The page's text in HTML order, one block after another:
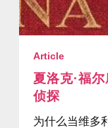
Article
夏洛克·福
侦探
为什么当维多